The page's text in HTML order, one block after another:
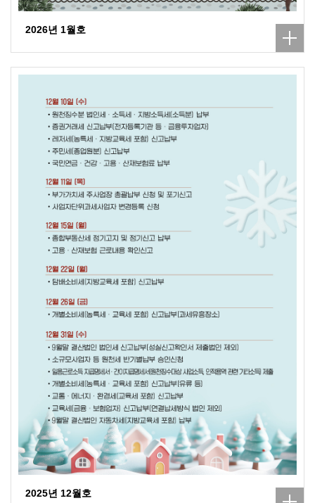
2026년 1월호
2025년 12월호